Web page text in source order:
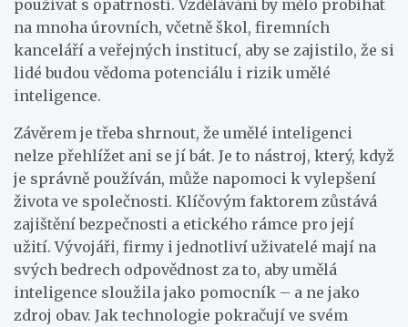
používat s opatrností. Vzdělávání by mělo probíhat
na mnoha úrovních, včetně škol, firemních
kanceláří a veřejných institucí, aby se zajistilo, že si
lidé budou vědoma potenciálu i rizik umělé
inteligence.
Závěrem je třeba shrnout, že umělé inteligenci
nelze přehlížet ani se jí bát. Je to nástroj, který, když
je správně používán, může napomoci k vylepšení
života ve společnosti. Klíčovým faktorem zůstává
zajištění bezpečnosti a etického rámce pro její
užití. Vývojáři, firmy i jednotliví uživatelé mají na
svých bedrech odpovědnost za to, aby umělá
inteligence sloužila jako pomocník – a ne jako
zdroj obav. Jak technologie pokračují ve svém